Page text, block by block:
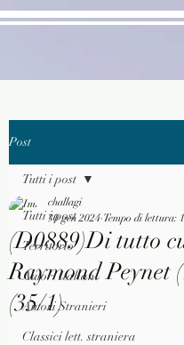
Post
Tutti i post
Territorio
Autori Italiani
Autori Stranieri
Classici lett. straniera
Tutti i post
(D0889)Di tutto
Raymond Peynet
(35/1)
challagi
30 gen 2024 Tempo di lettura: